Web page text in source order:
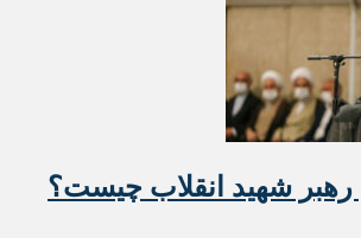
رهبر شهید انقلاب چیست؟